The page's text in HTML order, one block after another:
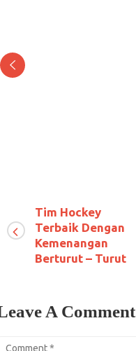
Tim Hockey
Terbaik Dengan
Kemenangan
Berturut – Turut
A Comment